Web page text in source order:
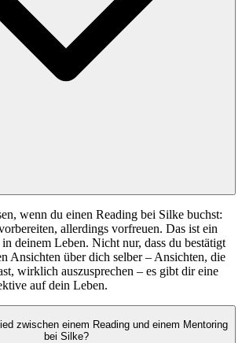
wenn du einen Reading bei Silke buchst:
allerdings vorfreuen. Das ist ein
in deinem Leben. Nicht nur, dass du bestätigt
Ansichten über dich selber – Ansichten, die
wirklich auszusprechen – es gibt dir eine
auf dein Leben.
zwischen einem Reading und einem Mentoring
bei Silke?